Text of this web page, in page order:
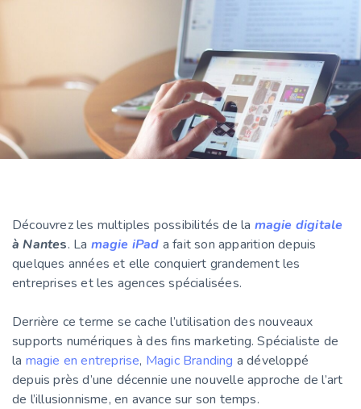
Découvrez les multiples possibilités de la magie digitale
à Nantes. La magie iPad a fait son apparition depuis
quelques années et elle conquiert grandement les
entreprises et les agences spécialisées.
Derrière ce terme se cache l’utilisation des nouveaux
supports numériques à des fins marketing. Spécialiste de
la magie en entreprise, Magic Branding a développé
depuis près d’une décennie une nouvelle approche de l’art
de l’illusionnisme, en avance sur son temps.